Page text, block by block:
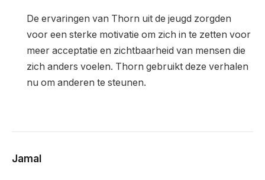
De ervaringen van Thorn uit de jeugd zorgden
voor een sterke motivatie om zich in te zetten voor
meer acceptatie en zichtbaarheid van mensen die
zich anders voelen. Thorn gebruikt deze verhalen
nu om anderen te steunen.
Jamal